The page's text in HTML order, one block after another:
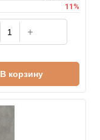
11%
В корзину